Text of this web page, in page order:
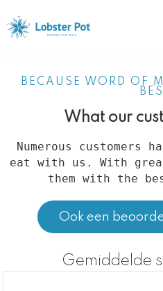
BECAUSE WORD OF
What our
Numerous customers
eat with us. With
them with the
Ook een
Gemiddelde